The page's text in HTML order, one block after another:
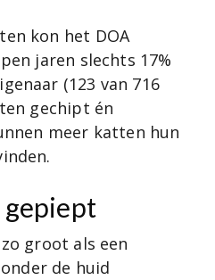
kon het DOA
jaren slechts 17%
(123 van 716
gechipt én
meer katten hun
gepiept
groot als een
de huid